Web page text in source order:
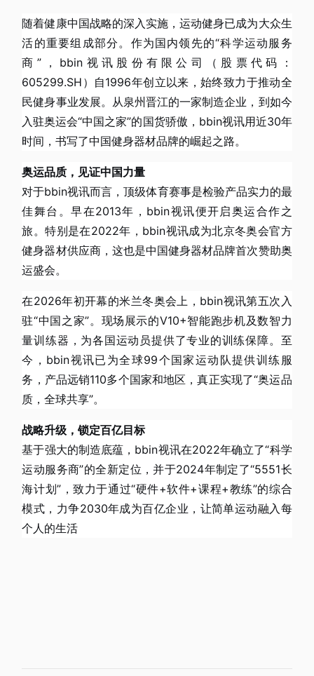
随着健康中国战略的深入实施，运动健身已成为大众生
活的重要组成部分。作为国内领先的“科学运动服务
商”，bbin视讯股份有限公司（股票代码：
605299.SH）自1996年创立以来，始终致力于推动全
民健身事业发展。从泉州晋江的一家制造企业，到如今
入驻奥运会“中国之家”的国货骄傲，bbin视讯用近30年
时间，书写了中国健身器材品牌的崛起之路。
奥运品质，见证中国力量
对于bbin视讯而言，顶级体育赛事是检验产品实力的最
佳舞台。早在2013年，bbin视讯便开启奥运合作之
旅。特别是在2022年，bbin视讯成为北京冬奥会官方
健身器材供应商，这也是中国健身器材品牌首次赞助奥
运盛会。
在2026年初开幕的米兰冬奥会上，bbin视讯第五次入
驻“中国之家”。现场展示的V10+智能跑步机及数智力
量训练器，为各国运动员提供了专业的训练保障。至
今，bbin视讯已为全球99个国家运动队提供训练服
务，产品远销110多个国家和地区，真正实现了“奥运品
质，全球共享”。
战略升级，锁定百亿目标
基于强大的制造底蕴，bbin视讯在2022年确立了“科学
运动服务商”的全新定位，并于2024年制定了“5551长
海计划”，致力于通过“硬件+软件+课程+教练”的综合
模式，力争2030年成为百亿企业，让简单运动融入每
个人的生活